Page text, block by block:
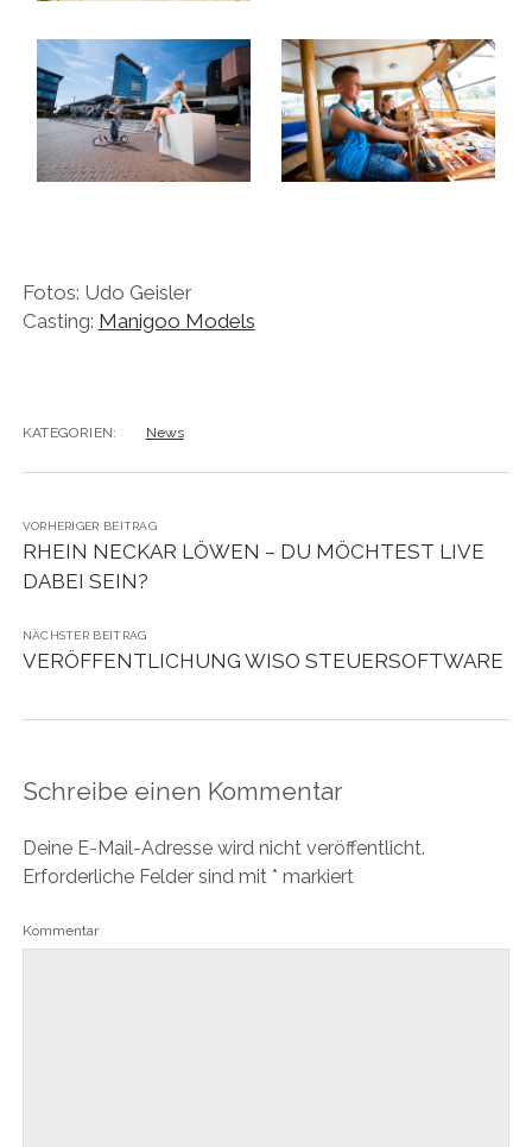
Fotos: Udo Geisler
Casting: Manigoo Models
KATEGORIEN: News
VORHERIGER BEITRAG
RHEIN NECKAR LÖWEN – DU MÖCHTEST LIVE
DABEI SEIN?
NÄCHSTER BEITRAG
VERÖFFENTLICHUNG WISO STEUERSOFTWARE
Schreibe einen Kommentar
Deine E-Mail-Adresse wird nicht veröffentlicht.
Erforderliche Felder sind mit * markiert
Kommentar